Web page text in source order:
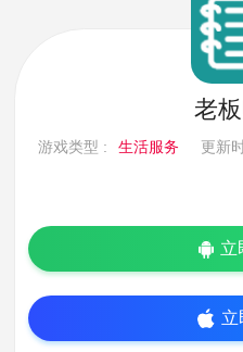
老
游戏类型 : 生活服务 更新
立
立